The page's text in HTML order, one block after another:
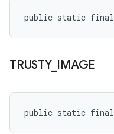
public static final
TRUSTY_ IMAGE
public static final